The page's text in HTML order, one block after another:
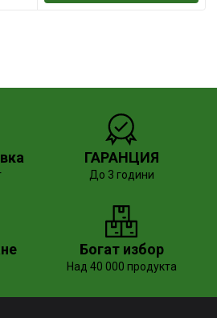
ГАРАНЦИЯ
До 3 години
Богат избор
Над 40 000 продукта